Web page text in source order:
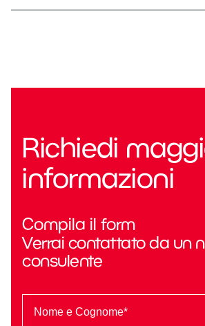
Richiedi
informazioni
Compila il form
Verrai contattato da un
consulente